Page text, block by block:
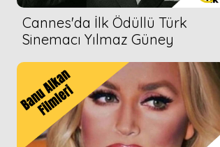
Cannes'da İlk Ödüllü Türk
Sinemacı Yılmaz Güney